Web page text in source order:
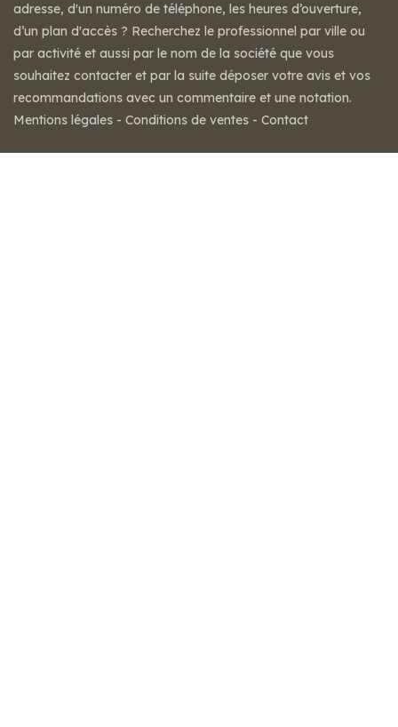
adresse, d'un numéro de téléphone, les heures d’ouverture,
d’un plan d'accès ? Recherchez le professionnel par ville ou
par activité et aussi par le nom de la société que vous
souhaitez contacter et par la suite déposer votre avis et vos
recommandations avec un commentaire et une notation.
Mentions légales - Conditions de ventes - Contact